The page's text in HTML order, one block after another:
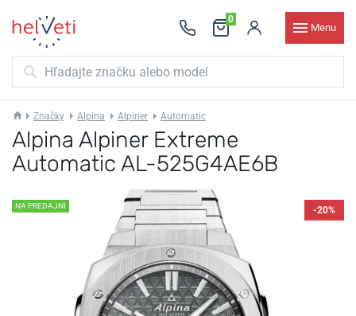
0
Menu
Značky Alpina Alpiner Automatic
Alpina Alpiner Extreme
Automatic AL-525G4AE6B
NA PREDAJNI -20%